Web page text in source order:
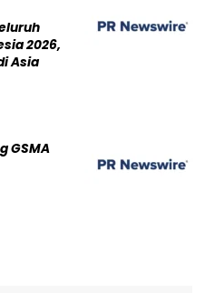
2026,
Asia
GSMA